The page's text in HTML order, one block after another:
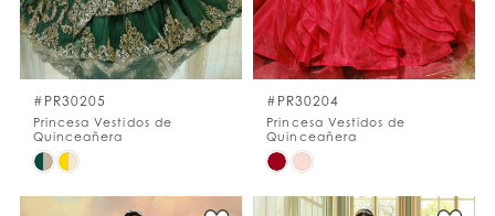
#PR30205
Princesa Vestidos de
Quinceañera
Skip
#PR30204
Princesa Vestidos de
Quinceañera
Skip